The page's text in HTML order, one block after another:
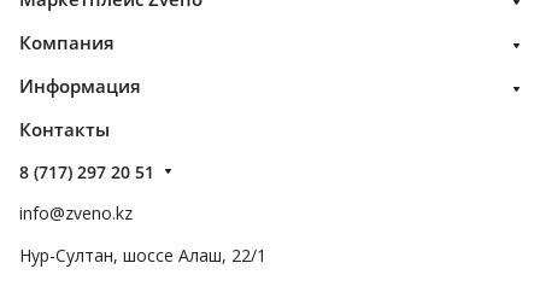
Компания
Информация
Контакты
8 (717) 297 20 51
info@zveno.kz
Нур-Султан, шоссе Алаш, 22/1